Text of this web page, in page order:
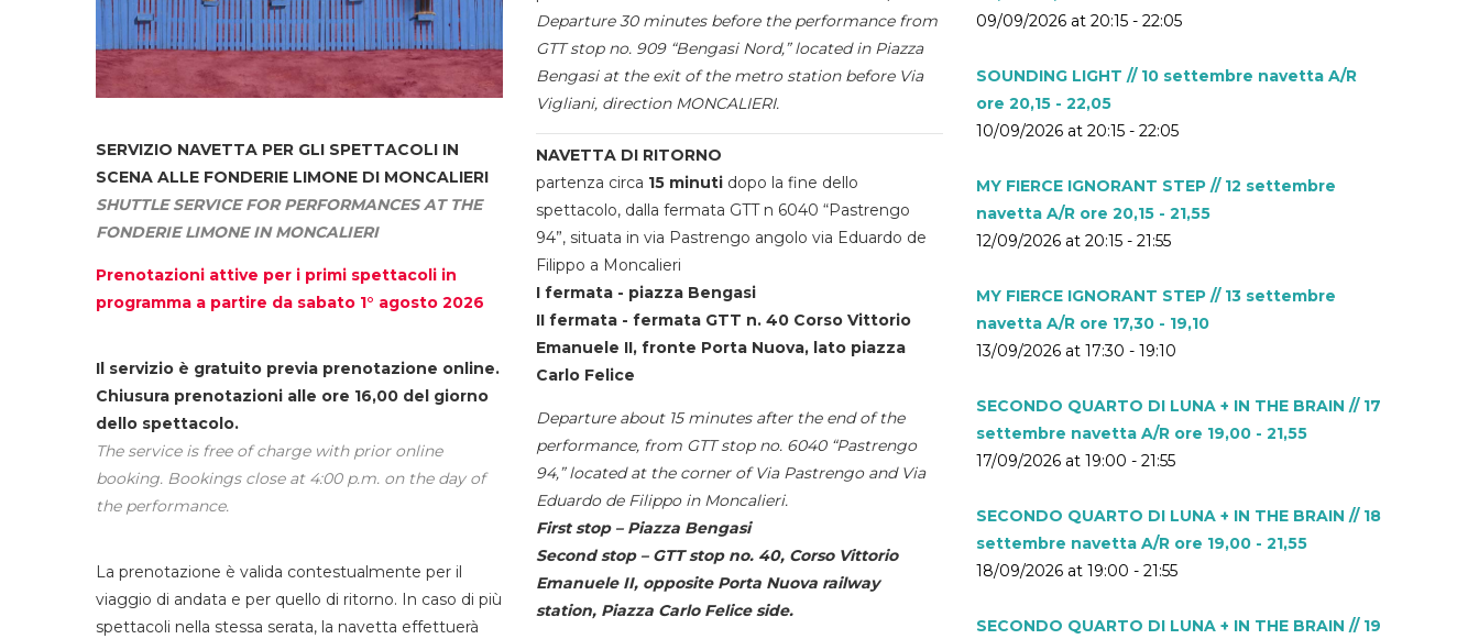
SERVIZIO NAVETTA PER GLI SPETTACOLI IN
SCENA ALLE FONDERIE LIMONE DI MONCALIERI
SHUTTLE SERVICE FOR PERFORMANCES AT THE
FONDERIE LIMONE IN MONCALIERI
Prenotazioni attive per i primi spettacoli in
programma a partire da sabato 1° agosto 2026
Il servizio è gratuito previa prenotazione online.
Chiusura prenotazioni alle ore 16,00 del giorno
dello spettacolo.
The service is free of charge with prior online
booking. Bookings close at 4:00 p.m. on the day of
the performance.
La prenotazione è valida contestualmente per il
viaggio di andata e per quello di ritorno. In caso di più
spettacoli nella stessa serata, la navetta effettuerà
Departure 30 minutes before the performance from
GTT stop no. 909 “Bengasi Nord,” located in Piazza
Bengasi at the exit of the metro station before Via
Vigliani, direction MONCALIERI.
NAVETTA DI RITORNO
partenza circa 15 minuti dopo la fine dello
spettacolo, dalla fermata GTT n 6040 “Pastrengo
94”, situata in via Pastrengo angolo via Eduardo de
Filippo a Moncalieri
I fermata - piazza Bengasi
II fermata - fermata GTT n. 40 Corso Vittorio
Emanuele II, fronte Porta Nuova, lato piazza
Carlo Felice
Departure about 15 minutes after the end of the
performance, from GTT stop no. 6040 “Pastrengo
94,” located at the corner of Via Pastrengo and Via
Eduardo de Filippo in Moncalieri.
First stop – Piazza Bengasi
Second stop – GTT stop no. 40, Corso Vittorio
Emanuele II, opposite Porta Nuova railway
station, Piazza Carlo Felice side.
09/09/2026 at 20:15 - 22:05
SOUNDING LIGHT // 10 settembre navetta A/R
ore 20,15 - 22,05
10/09/2026 at 20:15 - 22:05
MY FIERCE IGNORANT STEP // 12 settembre
navetta A/R ore 20,15 - 21,55
12/09/2026 at 20:15 - 21:55
MY FIERCE IGNORANT STEP // 13 settembre
navetta A/R ore 17,30 - 19,10
13/09/2026 at 17:30 - 19:10
SECONDO QUARTO DI LUNA + IN THE BRAIN // 17
settembre navetta A/R ore 19,00 - 21,55
17/09/2026 at 19:00 - 21:55
SECONDO QUARTO DI LUNA + IN THE BRAIN // 18
settembre navetta A/R ore 19,00 - 21,55
18/09/2026 at 19:00 - 21:55
SECONDO QUARTO DI LUNA + IN THE BRAIN // 19